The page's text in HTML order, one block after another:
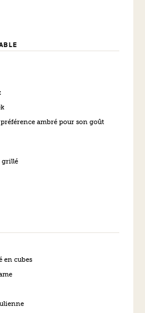
préférence ambré pour son goût
grillé
en cubes